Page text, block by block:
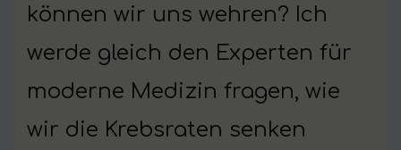
können wir uns wehren? Ich
werde gleich den Experten für
moderne Medizin fragen, wie
wir die Krebsraten senken